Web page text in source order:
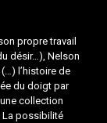
propre travail
désir…), Nelson
l’histoire de
du doigt par
collection
La possibilité